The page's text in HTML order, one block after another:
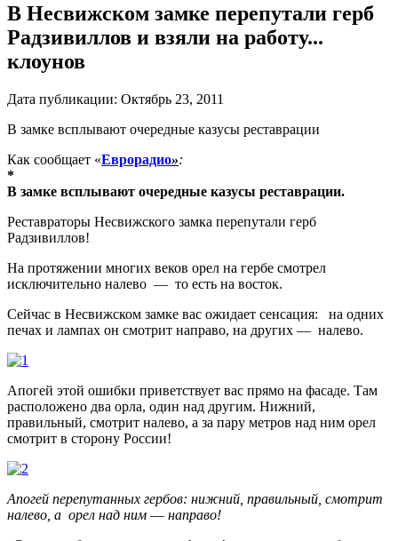
В Несвижском замке перепутали герб
Радзивиллов и взяли на работу...
клоунов
Дата публикации: Октябрь 23, 2011
В замке всплывают очередные казусы реставрации
Как сообщает «Еврорадио»:
*
В замке всплывают очередные казусы реставрации.
Реставраторы Несвижского замка перепутали герб
Радзивиллов!
На протяжении многих веков орел на гербе смотрел
исключительно налево — то есть на восток.
Сейчас в Несвижском замке вас ожидает сенсация: на одних
печах и лампах он смотрит направо, на других — налево.
Апогей этой ошибки приветствует вас прямо на фасаде. Там
расположено два орла, один над другим. Нижний,
правильный, смотрит налево, а за пару метров над ним орел
смотрит в сторону России!
Апогей перепутанных гербов: нижний , правильный, смотрит
налево , а орел над ним — направо!